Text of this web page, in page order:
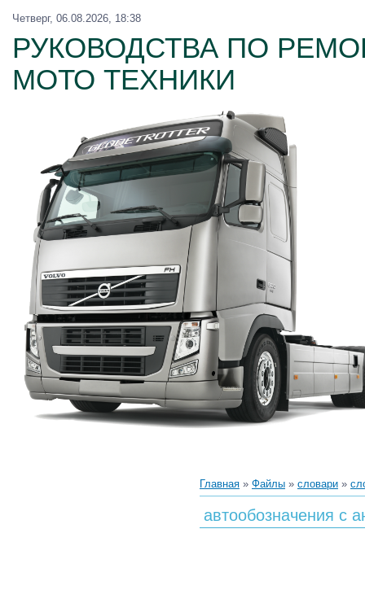
Четверг, 06.08.2026, 18:38
РУКОВОДСТВА ПО
МОТО ТЕХНИКИ
Главная » Файлы » словари »
автообозначения с